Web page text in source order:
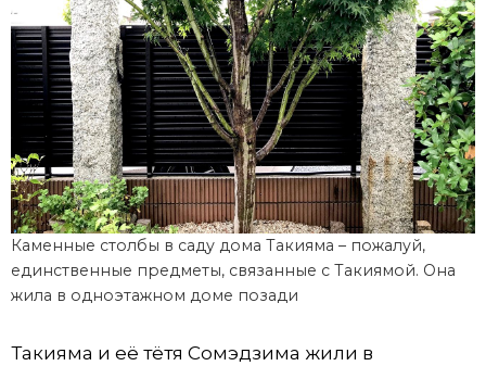
Каменные столбы в саду дома Такияма – пожалуй,
единственные предметы, связанные с Такиямой. Она
жила в одноэтажном доме позади
Такияма и её тётя Сомэдзима жили в